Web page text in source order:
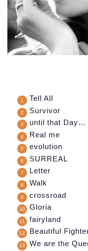
Tell All
Survivor
until that Day…
Real me
evolution
SURREAL
Letter
Walk
crossroad
Gloria
fairyland
Beautiful
We are the